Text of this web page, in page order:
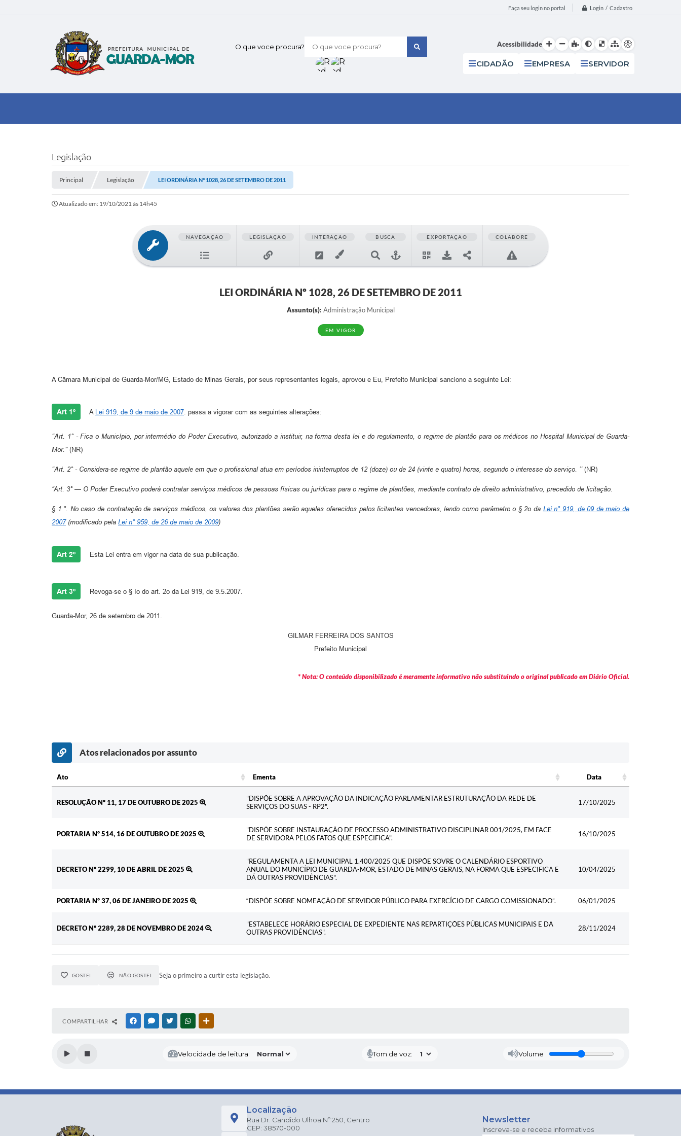
Faça seu login no portal Login / Cadastro
O que voce procura? Acessibilidade
CIDADÃO EMPRESA SERVIDOR
Legislação
Principal Legislação LEI ORDINÁRIA Nº 1028, 26 DE SETEMBRO DE 2011
Atualizado em: 19/10/2021 às 14h45
NAVEGAÇÃO LEGISLAÇÃO INTERAÇÃO BUSCA EXPORTAÇÃO COLABORE
LEI ORDINÁRIA Nº 1028, 26 DE SETEMBRO DE 2011
Assunto(s): Administração Municipal
EM VIGOR
A Câmara Municipal de Guarda-Mor/MG, Estado de Minas Gerais, por seus representantes legais, aprovou e Eu, Prefeito Municipal sanciono a seguinte Lei:
Art 1º A Lei 919, de 9 de maio de 2007. passa a vigorar com as seguintes alterações:
"Art. 1° - Fica o Município, por intermédio do Poder Executivo, autorizado a instituir, na forma desta lei e do regulamento, o regime de plantão para os médicos no Hospital Municipal de Guarda-
Mor."(NR)
"Art. 2° - Considera-se regime de plantão aquele em que o profissional atua em períodos ininterruptos de 12 (doze) ou de 24 (vinte e quatro) horas, segundo o interesse do serviço. ’’(NR)
“Art. 3° — O Poder Executivo poderá contratar serviços médicos de pessoas físicas ou jurídicas para o regime de plantões, mediante contrato de direito administrativo, precedido de licitação.
§ 1 °. No caso de contratação de serviços médicos, os valores dos plantões serão aqueles oferecidos pelos licitantes vencedores, lendo como parâmetro o § 2o da Lei n° 919, de 09 de maio de
2007(modificado pela Lei n° 959, de 26 de maio de 2009)
Art 2º Esta Lei entra em vigor na data de sua publicação.
Art 3º Revoga-se o § Io do art. 2o da Lei 919, de 9.5.2007.
Guarda-Mor, 26 de setembro de 2011.
GILMAR FERREIRA DOS SANTOS
Prefeito Municipal
* Nota: O conteúdo disponibilizado é meramente informativo não substituindo o original publicado em Diário Oficial.
Atos relacionados por assunto
Ato Ementa
Data
RESOLUÇÃO Nº 11, 17 DE OUTUBRO DE 2025
"DISPÕE SOBRE A APROVAÇÃO DA INDICAÇÃO PARLAMENTAR ESTRUTURAÇÃO DA REDE DE
SERVIÇOS DO SUAS - RP2".
17/10/2025
PORTARIA Nº 514, 16 DE OUTUBRO DE 2025
"DISPÕE SOBRE INSTAURAÇÃO DE PROCESSO ADMINISTRATIVO DISCIPLINAR 001/2025, EM FACE
DE SERVIDORA PELOS FATOS QUE ESPECIFICA".
16/10/2025
DECRETO Nº 2299, 10 DE ABRIL DE 2025
"REGULAMENTA A LEI MUNICIPAL 1.400/2025 QUE DISPÕE SOVRE O CALENDÁRIO ESPORTIVO
ANUAL DO MUNICÍPIO DE GUARDA-MOR, ESTADO DE MINAS GERAIS, NA FORMA QUE ESPECIFICA E
DÁ OUTRAS PROVIDÊNCIAS".
10/04/2025
PORTARIA Nº 37, 06 DE JANEIRO DE 2025 “DISPÕE SOBRE NOMEAÇÃO DE SERVIDOR PÚBLICO PARA EXERCÍCIO DE CARGO COMISSIONADO”. 06/01/2025
DECRETO Nº 2289, 28 DE NOVEMBRO DE 2024
"ESTABELECE HORÁRIO ESPECIAL DE EXPEDIENTE NAS REPARTIÇÕES PÚBLICAS MUNICIPAIS E DA
OUTRAS PROVIDÊNCIAS".
28/11/2024
GOSTEI NÃO GOSTEI Seja o primeiro a curtir esta legislação.
COMPARTILHAR FACEBOOKMESSENGER
TWITTERWHATSAPP
Velocidade de leitura: Tom de voz: Volume
Localização
Rua Dr. Candido Ulhoa Nº 250, Centro
CEP: 38570-000
Newsletter
Inscreva-se e receba informativos